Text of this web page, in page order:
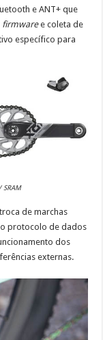
e ANT+ que
firmwaree coleta de
específico para
SRAM
de marchas
protocolo de dados
dos
externas.